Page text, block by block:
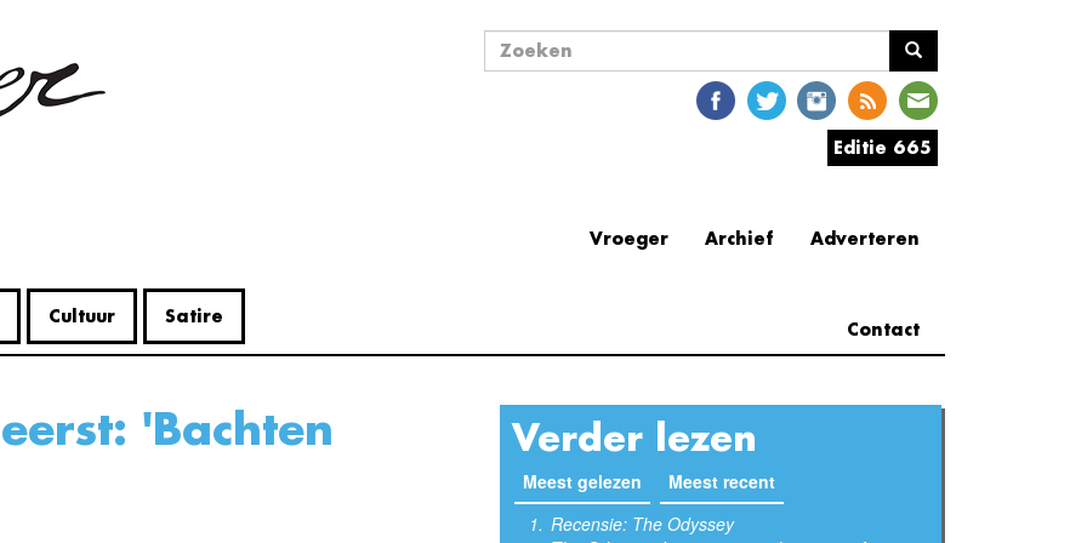
Cultuur Satire
Zoekveld
Editie 665
Adverteren
Archief
Vroeger
Contact
Verder lezen
Meest gelezen (actieve tabblad)
Meest recent
Recensie: The Odyssey